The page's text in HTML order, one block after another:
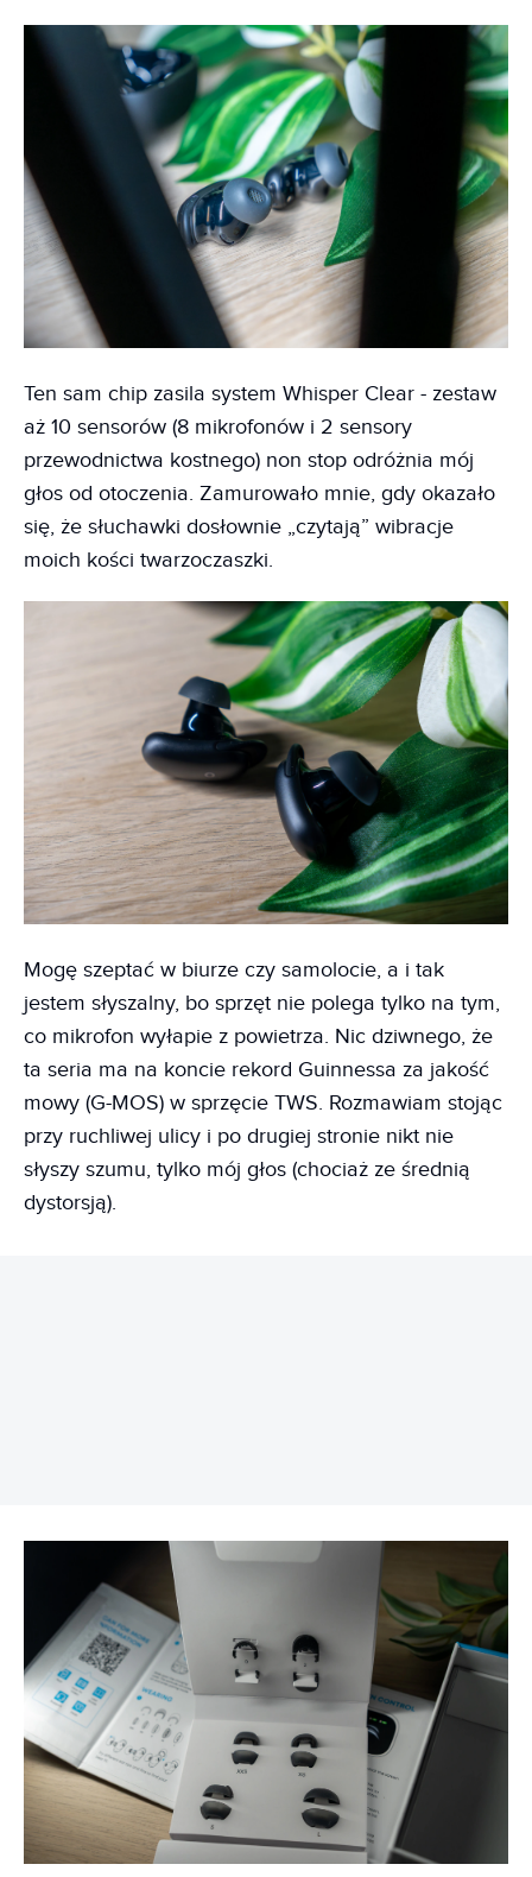
Ten sam chip zasila system Whisper Clear - zestaw
aż 10 sensorów (8 mikrofonów i 2 sensory
przewodnictwa kostnego) non stop odróżnia mój
głos od otoczenia. Zamurowało mnie, gdy okazało
się, że słuchawki dosłownie „czytają” wibracje
moich kości twarzoczaszki.
Mogę szeptać w biurze czy samolocie, a i tak
jestem słyszalny, bo sprzęt nie polega tylko na tym,
co mikrofon wyłapie z powietrza. Nic dziwnego, że
ta seria ma na koncie rekord Guinnessa za jakość
mowy (G-MOS) w sprzęcie TWS. Rozmawiam stojąc
przy ruchliwej ulicy i po drugiej stronie nikt nie
słyszy szumu, tylko mój głos (chociaż ze średnią
dystorsją).